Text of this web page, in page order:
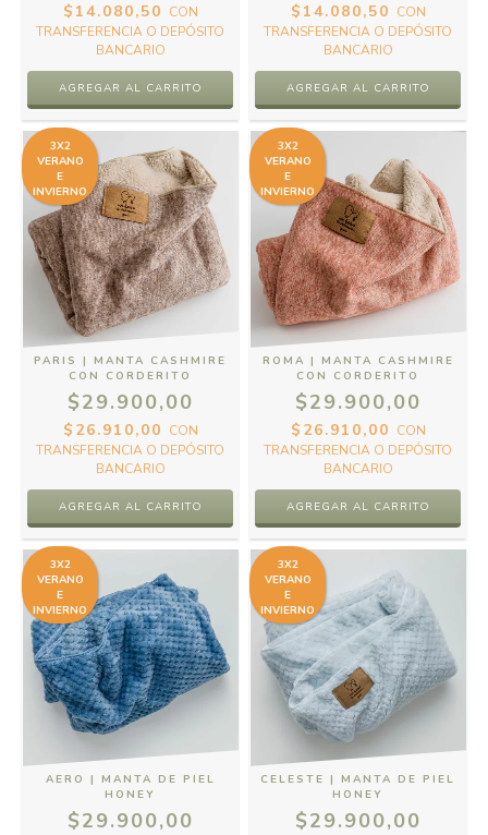
$14.080,50 CON
TRANSFERENCIA O DEPÓSITO
BANCARIO
$14.080,50 CON
TRANSFERENCIA O DEPÓSITO
BANCARIO
3X2
VERANO
E
INVIERNO
PARIS | MANTA CASHMIRE
CON CORDERITO
$29.900,00
$26.910,00 CON
TRANSFERENCIA O DEPÓSITO
BANCARIO
3X2
VERANO
E
INVIERNO
ROMA | MANTA CASHMIRE
CON CORDERITO
$29.900,00
$26.910,00 CON
TRANSFERENCIA O DEPÓSITO
BANCARIO
3X2
VERANO
E
INVIERNO
AERO | MANTA DE PIEL
HONEY
$29.900,00
3X2
VERANO
E
INVIERNO
CELESTE | MANTA DE PIEL
HONEY
$29.900,00